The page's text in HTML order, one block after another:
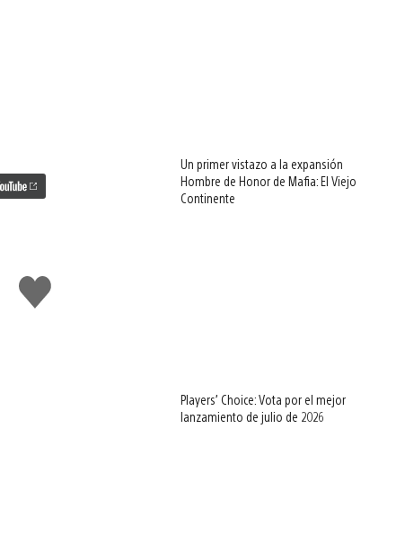
Me
gusta
Un primer vistazo a la expansión
Hombre de Honor de Mafia: El Viejo
Continente
Players’ Choice: Vota por el mejor
lanzamiento de julio de 2026